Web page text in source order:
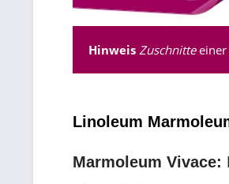
Hinweis Zuschnitteeiner
Linoleum
Marmoleum Vivace: